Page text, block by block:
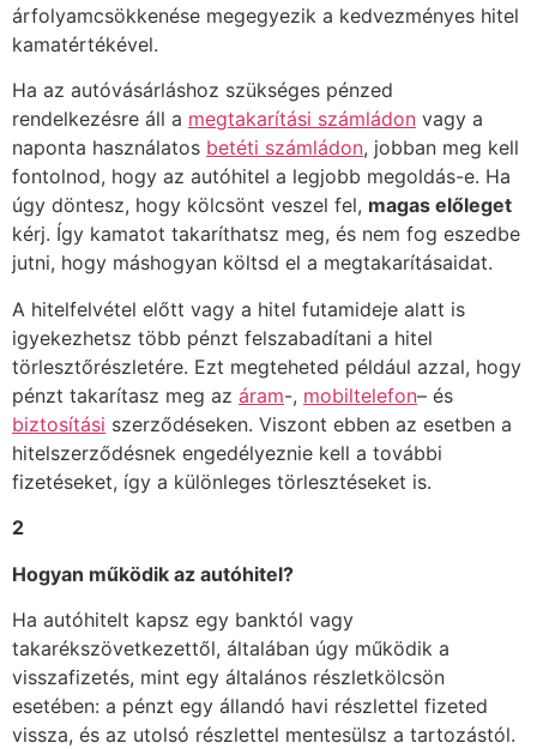
árfolyamcsökkenése megegyezik a kedvezményes hitel
kamatértékével.
Ha az autóvásárláshoz szükséges pénzed
rendelkezésre áll a megtakarítási számládon vagy a
naponta használatos betéti számládon, jobban meg kell
fontolnod, hogy az autóhitel a legjobb megoldás-e. Ha
úgy döntesz, hogy kölcsönt veszel fel, magas előleget
kérj. Így kamatot takaríthatsz meg, és nem fog eszedbe
jutni, hogy máshogyan költsd el a megtakarításaidat.
A hitelfelvétel előtt vagy a hitel futamideje alatt is
igyekezhetsz több pénzt felszabadítani a hitel
törlesztőrészletére. Ezt megteheted például azzal, hogy
pénzt takarítasz meg az áram-, mobiltelefon– és
biztosítási szerződéseken. Viszont ebben az esetben a
hitelszerződésnek engedélyeznie kell a további
fizetéseket, így a különleges törlesztéseket is.
2
Hogyan működik az autóhitel?
Ha autóhitelt kapsz egy banktól vagy
takarékszövetkezettől, általában úgy működik a
visszafizetés, mint egy általános részletkölcsön
esetében: a pénzt egy állandó havi részlettel fizeted
vissza, és az utolsó részlettel mentesülsz a tartozástól.